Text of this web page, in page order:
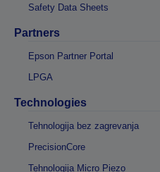
Safety Data Sheets
Partners
Epson Partner Portal
LPGA
Technologies
Tehnologija bez zagrevanja
PrecisionCore
Tehnologija Micro Piezo